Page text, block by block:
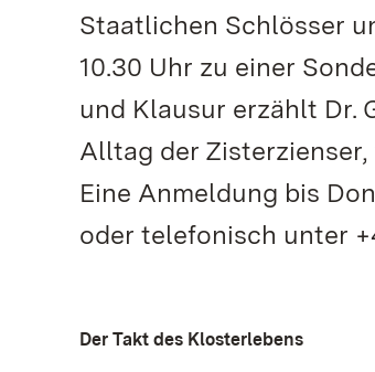
Staatlichen Schlösser
10.30 Uhr zu einer
und Klausur erzählt Dr.
Alltag der
Eine Anmeldung bis
oder telefonisch unter
Der Takt des Klosterlebens